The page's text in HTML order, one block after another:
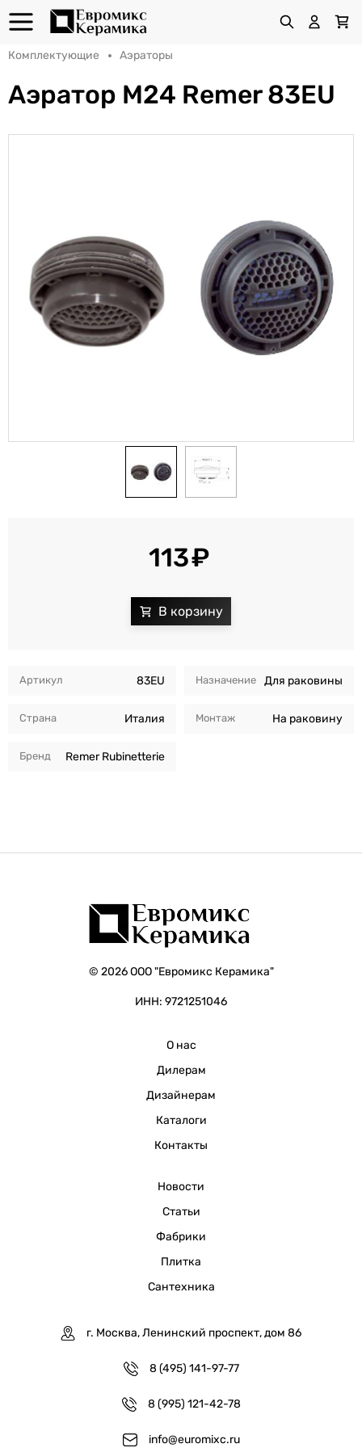
Комплектующие Аэраторы
Аэратор M24 Remer 83EU
Артикул 83EU
Страна Италия
Бренд Remer Rubinetterie
Назначение Для раковины
Монтаж На раковину
113
© 2026 ООО "Евромикс Керамика"
ИНН: 9721251046
О нас
Дилерам
Дизайнерам
Каталоги
Контакты
Новости
Статьи
Фабрики
Плитка
Сантехника
г. Москва, Ленинский проспект, дом 86
8 (495) 141-97-77
8 (995) 121-42-78
info@euromixc.ru